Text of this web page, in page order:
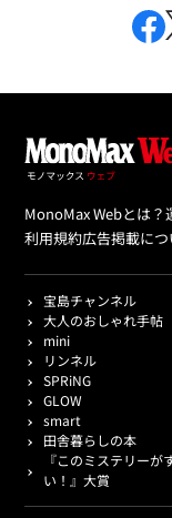
MonoMax Webとは？
利用規約広告掲載につ
宝島チャンネル
大人のおしゃれ手帖
mini
リンネル
SPRiNG
GLOW
smart
田舎暮らしの本
『このミステリーが
い！』大賞